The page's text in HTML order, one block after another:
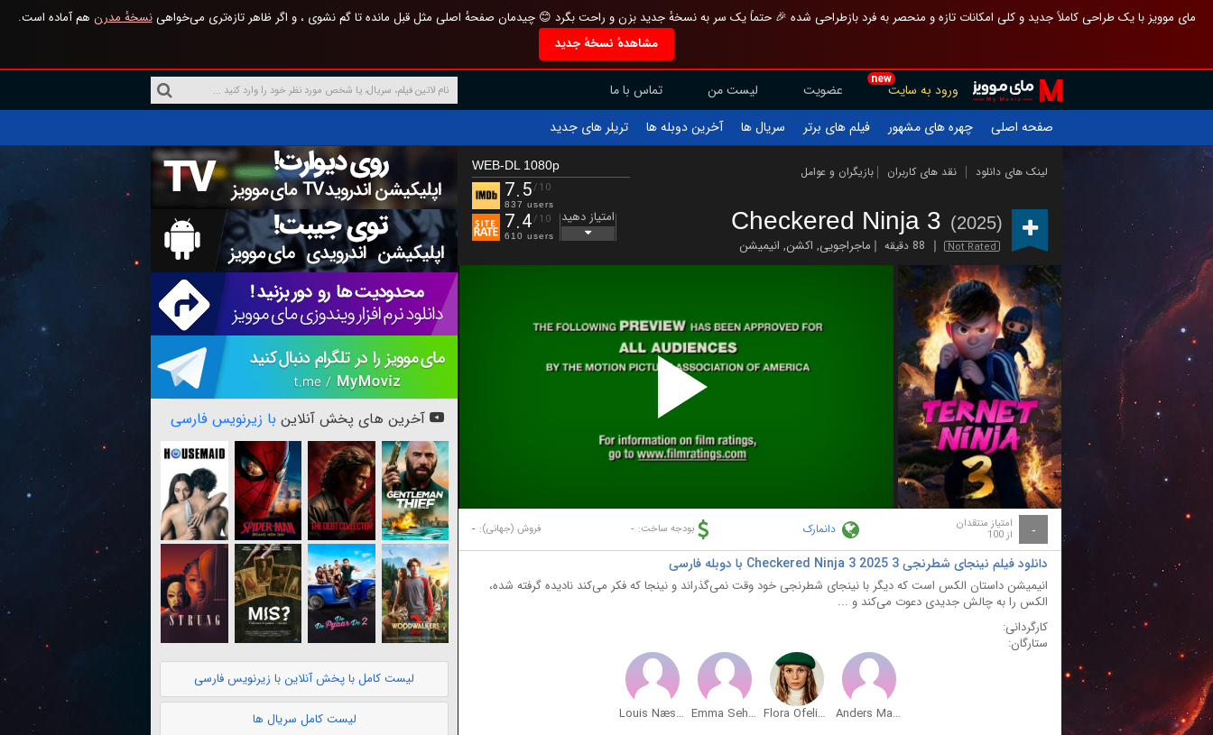
مای موویز با یک طراحی کاملاً جدید و کلی امکانات تازه و منحصر به فرد بازطراحی شده 🎉 حتماً یک سر به نسخهٔ جدید بزن و راحت بگرد 😊 چیدمان صفحهٔ اصلی مثل قبل مانده تا گم نشوی ، و اگر ظاهر تازه‌تری می‌خواهینسخهٔ مدرن هم آماده است.
مشاهدهٔ نسخهٔ جدید
new
ورود به سایت عضویت لیست من
تماس با ما
صفحه اصلی
چهره های مشهور فیلم های برتر سریال ها آخرین دوبله ها تریلر های جدید
لینک های دانلود نقد های کاربران بازیگران و عوامل
Checkered Ninja 3 (2025)
Not Rated 88 دقیقه ماجراجویی, اکشن, انیمیشن
WEB-DL 1080p
7.5/10
837 users
7.4/10
610 users
امتیاز دهید
Play
Video
- امتیاز منتقدان
از 100 دانمارک بودجه ساخت: - فروش (جهانی): -
دانلود فیلم نینجای شطرنجی 3 Checkered Ninja 3 2025 با دوبله فارسی
انیمیشن داستان الکس است که دیگر با نینجای شطرنجی خود وقت نمی‌گذراند و نینجا که فکر می‌کند نادیده گرفته شده،
الکس را به چالش جدیدی دعوت می‌کند و ...
کارگردانی:
ستارگان:
Anders Matthesen
Flora Ofelia Hofmann Lindahl
Emma Sehested Høeg
Louis Næss-Schmidt
آخرین های پخش آنلاین با زیرنویس فارسی
لیست کامل با پخش آنلاین با زیرنویس فارسی
لیست کامل سریال ها